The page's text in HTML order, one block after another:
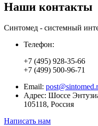
Наши контакты
Синтомед - системный
Телефон:
+7 (495) 928-35-66
+7 (499) 500-96-71
Email:
Адрес: Шоссе
105118, Россия
Написать нам